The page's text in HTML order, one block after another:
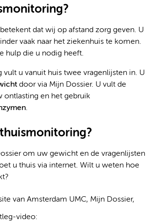
dat wij op afstand zorg geven. U
vaak naar het ziekenhuis te komen.
hulp die u nodig heeft.
vult u vanuit huis twee vragenlijsten in. U
door via Mijn Dossier. U vult de
ontlasting en het gebruik
.
om uw gewicht en de vragenlijsten
u thuis via internet. Wilt u weten hoe
van Amsterdam UMC, Mijn Dossier,
video: